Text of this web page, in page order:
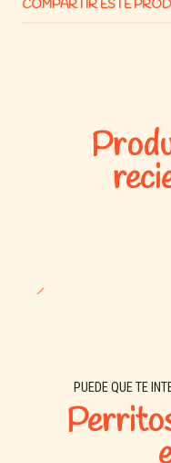
COMPARTIR ESTE
PUEDE QUE TE